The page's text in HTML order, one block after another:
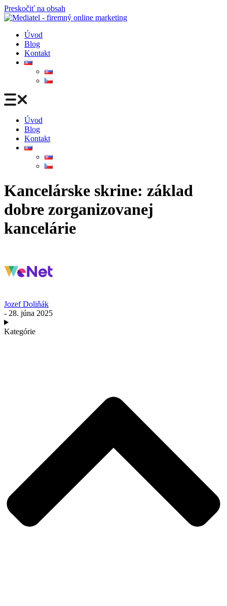
Preskočiť na obsah
Úvod
Blog
Kontakt
Úvod
Blog
Kontakt
Kancelárske skrine: základ
dobre zorganizovanej
kancelárie
Jozef Doliňák
- 28. júna 2025
Kategórie